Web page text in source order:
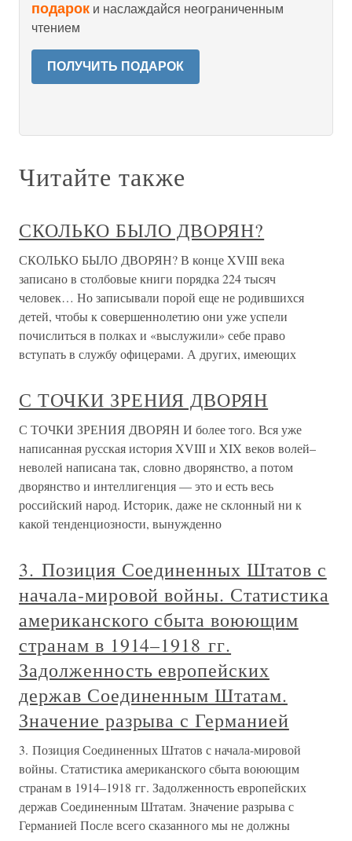
подарок и наслаждайся неограниченным
чтением
ПОЛУЧИТЬ ПОДАРОК
Читайте также
СКОЛЬКО БЫЛО ДВОРЯН?
СКОЛЬКО БЫЛО ДВОРЯН? В конце XVIII века
записано в столбовые книги порядка 224 тысяч
человек… Но записывали порой еще не родившихся
детей, чтобы к совершеннолетию они уже успели
почислиться в полках и «выслужили» себе право
вступать в службу офицерами. А других, имеющих
С ТОЧКИ ЗРЕНИЯ ДВОРЯН
С ТОЧКИ ЗРЕНИЯ ДВОРЯН И более того. Вся уже
написанная русская история XVIII и XIX веков волей–
неволей написана так, словно дворянство, а потом
дворянство и интеллигенция — это и есть весь
российский народ. Историк, даже не склонный ни к
какой тенденциозности, вынужденно
3. Позиция Соединенных Штатов с
начала-мировой войны. Статистика
американского сбыта воюющим
странам в 1914–1918 гг.
Задолженность европейских
держав Соединенным Штатам.
Значение разрыва с Германией
3. Позиция Соединенных Штатов с начала-мировой
войны. Статистика американского сбыта воюющим
странам в 1914–1918 гг. Задолженность европейских
держав Соединенным Штатам. Значение разрыва с
Германией После всего сказанного мы не должны